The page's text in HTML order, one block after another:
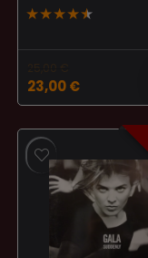
★★★★★
25,00 €
El
precio
era:
25,00 €.
23,00€El
precio
actual
23,00 €.